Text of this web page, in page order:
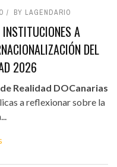
BY LAGENDARIO
A
DEL
2026
Realidad DOCanarias
a reflexionar sobre la